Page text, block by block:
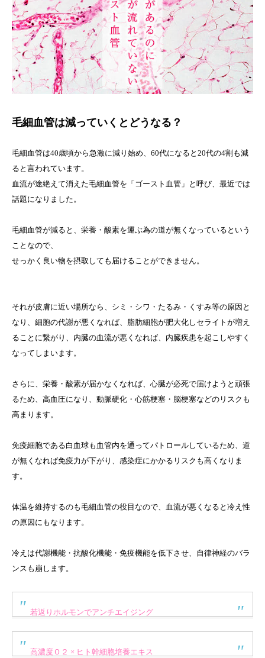
毛細血管は減っていくとどうなる？
毛細血管は40歳頃から急激に減り始め、60代になると20代の4割も減
ると言われています。
血流が途絶えて消えた毛細血管を「ゴースト血管」と呼び、最近では
話題になりました。
毛細血管が減ると、栄養・酸素を運ぶ為の道が無くなっているという
ことなので、
せっかく良い物を摂取しても届けることができません。
それが皮膚に近い場所なら、シミ・シワ・たるみ・くすみ等の原因と
なり、細胞の代謝が悪くなれば、脂肪細胞が肥大化しセライトが増え
ることに繋がり、内臓の血流が悪くなれば、内臓疾患を起こしやすく
なってしまいます。
さらに、栄養・酸素が届かなくなれば、心臓が必死で届けようと頑張
るため、高血圧になり、動脈硬化・心筋梗塞・脳梗塞などのリスクも
高まります。
免疫細胞である白血球も血管内を通ってパトロールしているため、道
が無くなれば免疫力が下がり、感染症にかかるリスクも高くなりま
す。
体温を維持するのも毛細血管の役目なので、血流が悪くなると冷え性
の原因にもなります。
冷えは代謝機能・抗酸化機能・免疫機能を低下させ、自律神経のバラ
ンスも崩します。
若返りホルモンでアンチエイジング
高濃度Ｏ２ × ヒト幹細胞培養エキス